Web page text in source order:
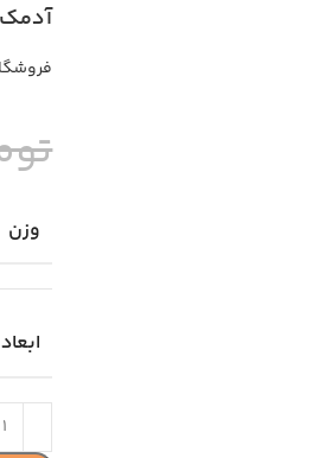
وزن
ابعاد